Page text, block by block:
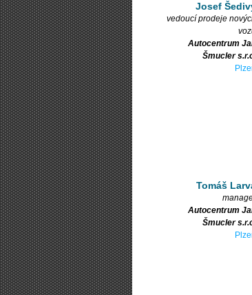
Josef
vedoucí prodeje
Autocentrum
Šmucler
Tomáš
Autocentrum
Šmucler